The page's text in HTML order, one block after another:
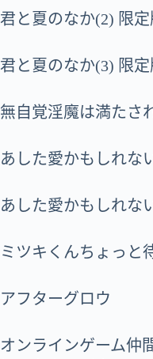
君と夏のなか(2) 限定
君と夏のなか(3) 限定
無自覚淫魔は満たさ
あした愛かもしれな
あした愛かもしれな
ミツキくんちょっと
アフターグロウ
オンラインゲーム仲